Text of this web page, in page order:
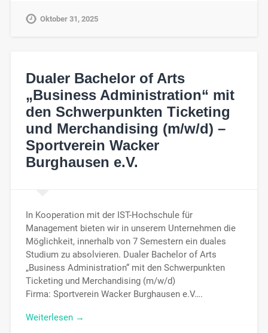
Oktober 31, 2025
Dualer Bachelor of Arts
„Business Administration“ mit
den Schwerpunkten Ticketing
und Merchandising (m/w/d) –
Sportverein Wacker
Burghausen e.V.
In Kooperation mit der IST-Hochschule für
Management bieten wir in unserem Unternehmen die
Möglichkeit, innerhalb von 7 Semestern ein duales
Studium zu absolvieren. Dualer Bachelor of Arts
„Business Administration“ mit den Schwerpunkten
Ticketing und Merchandising (m/w/d)
Firma: Sportverein Wacker Burghausen e.V….
Weiterlesen →